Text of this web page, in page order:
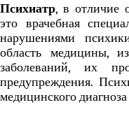
Психиатр, в отличие
это врачебная
нарушениями
область медицины,
заболеваний, их
предупреждения.
медицинского